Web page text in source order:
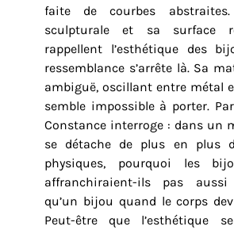
faite de courbes
sculpturale et sa surface
rappellent l’esthétique des
ressemblance s’arrête là. Sa
ambiguë, oscillant entre métal
semble impossible à porter.
Constance interroge : dans un
se détache de plus en plus
physiques, pourquoi les
affranchiraient-ils pas aussi
qu’un bijou quand le corps
Peut-être que l’esthétique